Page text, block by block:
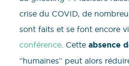
crise du COVID, de
sont faits et se font encore
conférence . Cette absence
“humaines” peut alors